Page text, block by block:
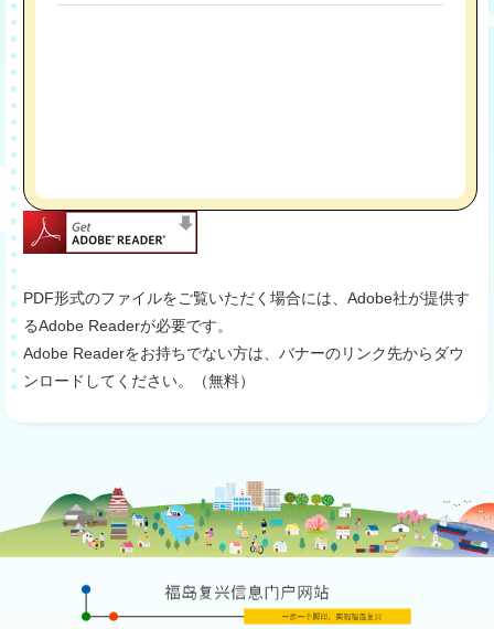
PDF形式のファイルをご覧いただく場合には、Adobe社が提供す
るAdobe Readerが必要です。
Adobe Readerをお持ちでない方は、バナーのリンク先からダウ
ンロードしてください。（無料）